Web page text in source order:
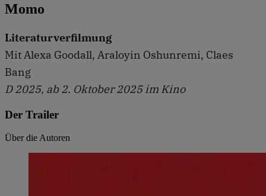
Momo
Literaturverfilmung
Mit Alexa Goodall, Araloyin Oshunremi, Claes
Bang
D 2025, ab 2. Oktober 2025 im Kino
Der Trailer
Über die Autoren